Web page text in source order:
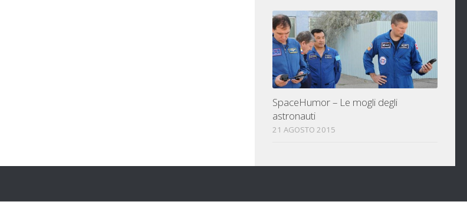
SpaceHumor – Le mogli degli
astronauti
21 AGOSTO 2015